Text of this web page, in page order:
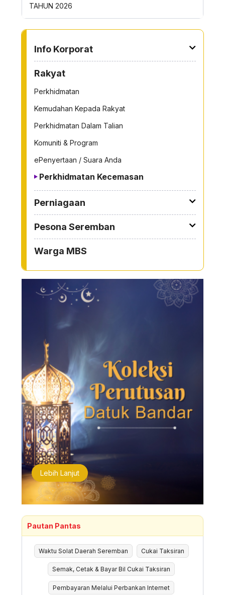
TAHUN 2026
Info Korporat
Rakyat
Perkhidmatan
Kemudahan Kepada Rakyat
Perkhidmatan Dalam Talian
Komuniti & Program
ePenyertaan / Suara Anda
Perkhidmatan Kecemasan
Perniagaan
Pesona Seremban
Warga MBS
Lebih Lanjut
Pautan Pantas
Waktu Solat Daerah Seremban Cukai Taksiran
Semak, Cetak & Bayar Bil Cukai Taksiran
Pembayaran Melalui Perbankan Internet